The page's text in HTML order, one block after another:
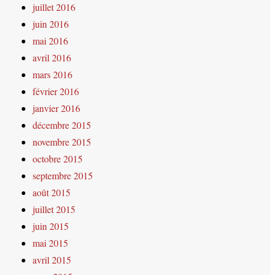
juillet 2016
juin 2016
mai 2016
avril 2016
mars 2016
février 2016
janvier 2016
décembre 2015
novembre 2015
octobre 2015
septembre 2015
août 2015
juillet 2015
juin 2015
mai 2015
avril 2015